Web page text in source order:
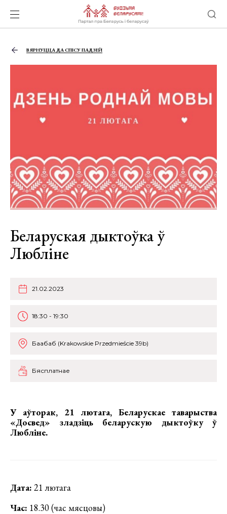
ВЯРНУЦЦА ДА СПІСУ ПАДЗЕЙ
Беларуская дыктоўка ў
Любліне
21.02.2023
18:30 - 19:30
Баабаб (Krakowskie Przedmieście 39b)
Бясплатнае
У аўторак, 21 лютага, Беларускае таварыства
«Досвед» зладзіць беларускую дыктоўку ў
Любліне.
Дата: 21 лютага
Час: 18.30 (час мясцовы)